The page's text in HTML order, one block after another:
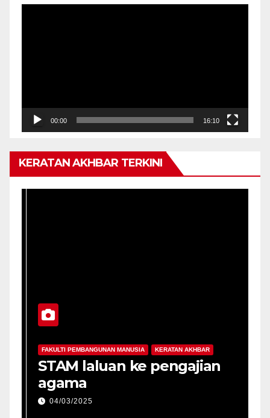
00:00 16:10
KERATAN AKHBAR TERKINI
FAKULTI PEMBANGUNAN MANUSIA KERATAN AKHBAR
STAM laluan ke pengajian
agama
04/03/2025